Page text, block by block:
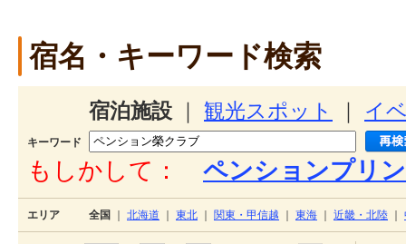
宿名・キーワード検索
宿泊施設 観光スポット イ
キーワード
もしかして： ペンションプリ
エリア 全国 北海道 東北 関東・甲信越 東海 近畿・北陸